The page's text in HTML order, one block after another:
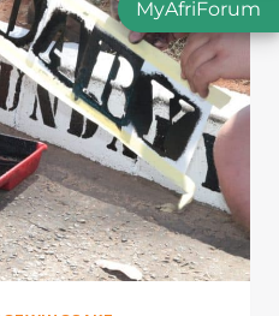
MyAfriForum